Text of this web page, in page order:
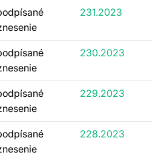
231.2023
230.2023
229.2023
228.2023